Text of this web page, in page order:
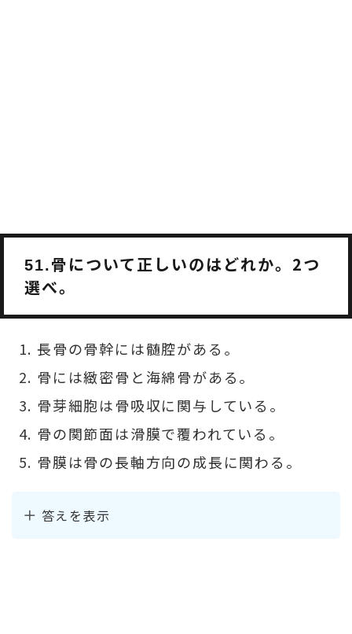
51.骨について正しいのはどれか。2つ
選べ。
長骨の骨幹には髄腔がある。
骨には緻密骨と海綿骨がある。
骨芽細胞は骨吸収に関与している。
骨の関節面は滑膜で覆われている。
骨膜は骨の長軸方向の成長に関わる。
答えを表示